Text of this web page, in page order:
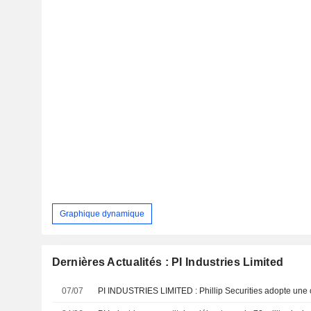
Graphique dynamique
Dernières Actualités : PI Industries Limited
07/07 PI INDUSTRIES LIMITED : Phillip Securities adopte